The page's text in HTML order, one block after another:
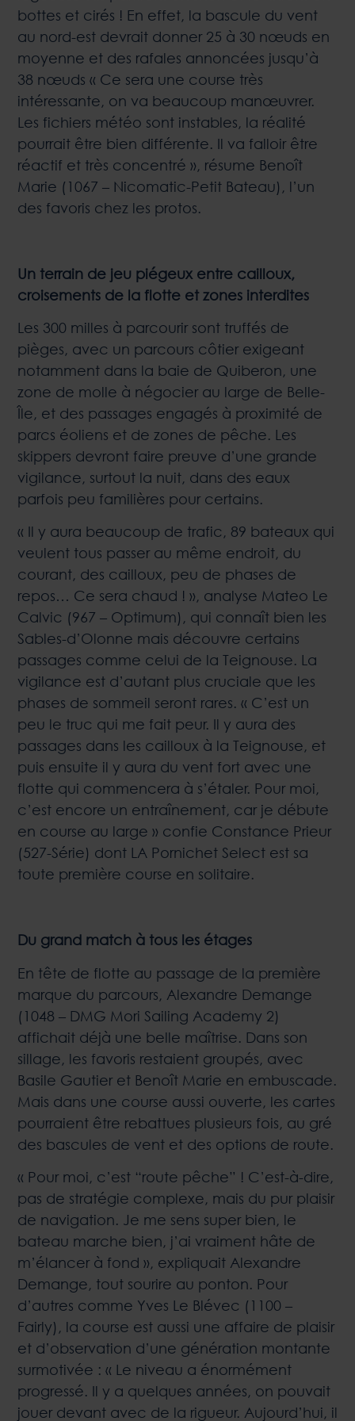
bottes et cirés ! En effet, la bascule du vent
au nord-est devrait donner 25 à 30 nœuds en
moyenne et des rafales annoncées jusqu’à
38 nœuds « Ce sera une course très
intéressante, on va beaucoup manœuvrer.
Les fichiers météo sont instables, la réalité
pourrait être bien différente. Il va falloir être
réactif et très concentré », résume Benoît
Marie (1067 – Nicomatic-Petit Bateau), l’un
des favoris chez les protos.
Un terrain de jeu piégeux entre cailloux,
croisements de la flotte et zones interdites
Les 300 milles à parcourir sont truffés de
pièges, avec un parcours côtier exigeant
notamment dans la baie de Quiberon, une
zone de molle à négocier au large de Belle-
Île, et des passages engagés à proximité de
parcs éoliens et de zones de pêche. Les
skippers devront faire preuve d’une grande
vigilance, surtout la nuit, dans des eaux
parfois peu familières pour certains.
« Il y aura beaucoup de trafic, 89 bateaux qui
veulent tous passer au même endroit, du
courant, des cailloux, peu de phases de
repos… Ce sera chaud ! », analyse Mateo Le
Calvic (967 – Optimum), qui connaît bien les
Sables-d’Olonne mais découvre certains
passages comme celui de la Teignouse. La
vigilance est d’autant plus cruciale que les
phases de sommeil seront rares. « C’est un
peu le truc qui me fait peur. Il y aura des
passages dans les cailloux à la Teignouse, et
puis ensuite il y aura du vent fort avec une
flotte qui commencera à s’étaler. Pour moi,
c’est encore un entraînement, car je débute
en course au large » confie Constance Prieur
(527-Série) dont LA Pornichet Select est sa
toute première course en solitaire.
Du grand match à tous les étages
En tête de flotte au passage de la première
marque du parcours, Alexandre Demange
(1048 – DMG Mori Sailing Academy 2)
affichait déjà une belle maîtrise. Dans son
sillage, les favoris restaient groupés, avec
Basile Gautier et Benoît Marie en embuscade.
Mais dans une course aussi ouverte, les cartes
pourraient être rebattues plusieurs fois, au gré
des bascules de vent et des options de route.
« Pour moi, c’est “route pêche” ! C’est-à-dire,
pas de stratégie complexe, mais du pur plaisir
de navigation. Je me sens super bien, le
bateau marche bien, j’ai vraiment hâte de
m’élancer à fond », expliquait Alexandre
Demange, tout sourire au ponton. Pour
d’autres comme Yves Le Blévec (1100 –
Fairly), la course est aussi une affaire de plaisir
et d’observation d’une génération montante
surmotivée : « Le niveau a énormément
progressé. Il y a quelques années, on pouvait
jouer devant avec de la rigueur. Aujourd’hui, il